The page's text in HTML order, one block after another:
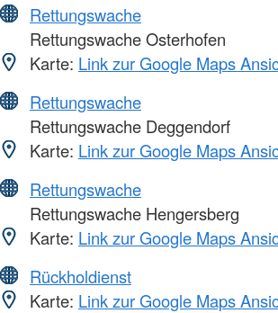
Rettungswache
Rettungswache Osterhofen
Karte: Link zur Google Maps
Rettungswache
Rettungswache Deggendorf
Karte: Link zur Google Maps
Rettungswache
Rettungswache Hengersberg
Karte: Link zur Google Maps
Rückholdienst
Karte: Link zur Google Maps